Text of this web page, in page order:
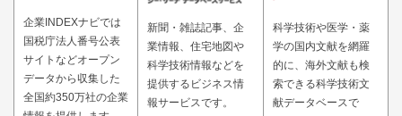
企業INDEXナビでは
国税庁法人番号公表
サイトなどオープン
データから収集した
全国約350万社の企業
新聞・雑誌記事、企
業情報、住宅地図や
科学技術情報などを
提供するビジネス情
報サービスです。
科学技術や医学・薬
学の国内文献を網羅
的に、海外文献も検
索できる科学技術文
献データベースで